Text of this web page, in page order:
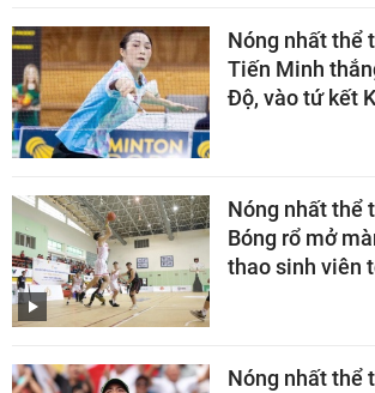
Nóng nhất thể
Tiến Minh
Độ, vào tứ kết
Nóng nhất thể
Bóng rổ mở
thao sinh viên
Nóng nhất thể